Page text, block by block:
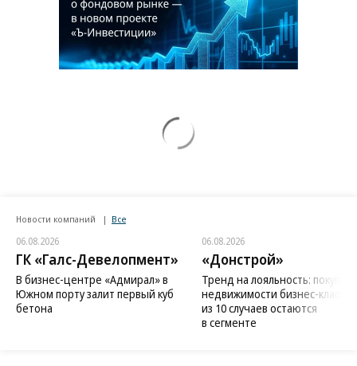
Новости компаний Все
06.08.2026
ГК «Галс-Девелопмент»
В бизнес-центре «Адмирал» в
Южном порту залит первый куб
бетона
06.08.2026
«Донстрой»
Тренд на лояльность:
недвижимости бизнес-класса
из 10 случаев остаются
в сегменте